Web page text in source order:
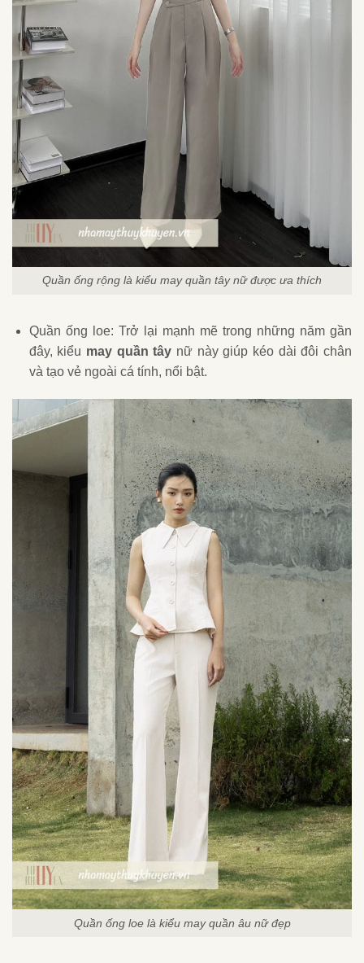
Quần ống rộng là kiểu may quần tây nữ được ưa thích
Quần ống loe: Trở lại mạnh mẽ trong những năm gần
đây, kiểu may quần tây nữ này giúp kéo dài đôi chân
và tạo vẻ ngoài cá tính, nổi bật.
Quần ống loe là kiểu may quần âu nữ đẹp